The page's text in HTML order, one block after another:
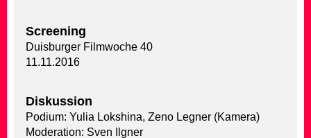
Screening
Duisburger Filmwoche 40
11.11.2016
Diskussion
Podium: Yulia Lokshina, Zeno Legner (Kamera)
Moderation: Sven Ilgner